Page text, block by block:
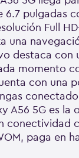
6.7
Full
una
destaca con
momento
con una
A56 5G es
paga en